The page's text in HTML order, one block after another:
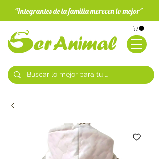
"Integrantes de la familia merecen lo mejor"